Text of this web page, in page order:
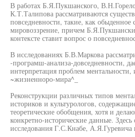
В работах Б.Я.Пукшанского,
К.Т.Талипова рассматриваются
повседневности, такие, как
мировоззрение, причем
контексте ставит вопрос о
В исследованиях Б.В.Маркова
-програмш-анализа-довседневности,
интерпретация проблем
~жизненноро-мира^_
Реконструкции различных типов
историков и культурологов,
теоретические обобщения, хотя и
конкретно-исторические данные. Здесь
исследования Г.С.Кнабе, А.Я.Гуревича